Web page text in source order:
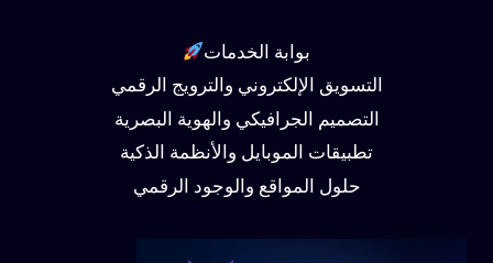
بوابة الخدمات
التسويق الإلكتروني والترويج الرقمي
التصميم الجرافيكي والهوية البصرية
تطبيقات الموبايل والأنظمة الذكية
حلول المواقع والوجود الرقمي